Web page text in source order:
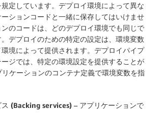
定しています。デプロイ環境によって異な
ションコードと一緒に保存してはいけませ
のコードは、どのデプロイ環境でも同じで
デプロイのための特定の設定は、環境変数
境によって提供されます。デプロイパイプ
ジでは、特定の環境設定を提供することが
リケーションのコンテナ定義で環境変数を指
(Backing services) – アプリケーションで